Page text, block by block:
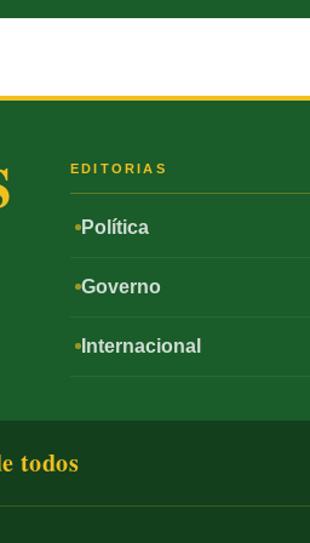
EDITORIAS
Política
Governo
Internacional
todos